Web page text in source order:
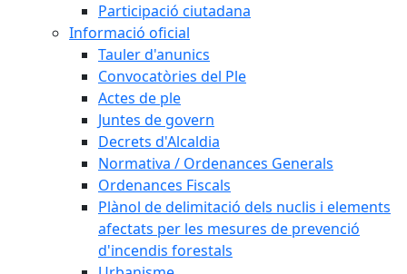
Participació ciutadana
Informació oficial
Tauler d'anunics
Convocatòries del Ple
Actes de ple
Juntes de govern
Decrets d'Alcaldia
Normativa / Ordenances Generals
Ordenances Fiscals
Plànol de delimitació dels nuclis i elements
afectats per les mesures de prevenció
d'incendis forestals